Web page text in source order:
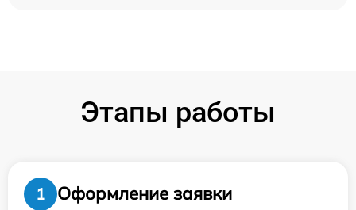
Этапы работы
1
Оформление заявки